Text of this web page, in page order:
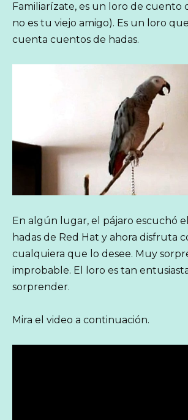
Familiarízate, es un loro de cuento
no es tu viejo amigo). Es un loro
cuenta cuentos de hadas.
En algún lugar, el pájaro escuchó
hadas de Red Hat y ahora disfruta
cualquiera que lo desee. Muy
improbable. El loro es tan
sorprender.
Mira el video a continuación.